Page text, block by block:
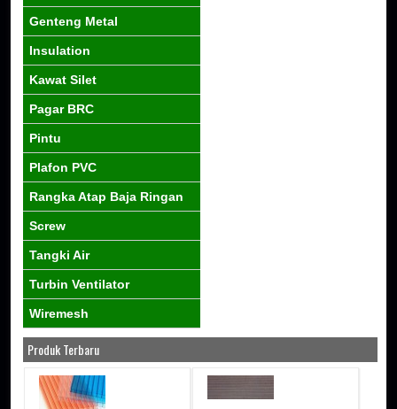
Genteng Metal
Insulation
Kawat Silet
Pagar BRC
Pintu
Plafon PVC
Rangka Atap Baja Ringan
Screw
Tangki Air
Turbin Ventilator
Wiremesh
Produk Terbaru